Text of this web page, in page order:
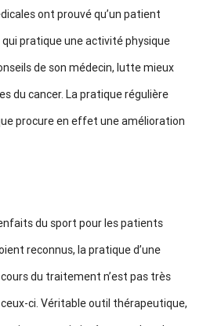
ont prouvé qu’un patient
pratique une activité physique
de son médecin, lutte mieux
du cancer. La pratique régulière
procure en effet une amélioration
du sport pour les patients
reconnus, la pratique d’une
du traitement n’est pas très
ci. Véritable outil thérapeutique,